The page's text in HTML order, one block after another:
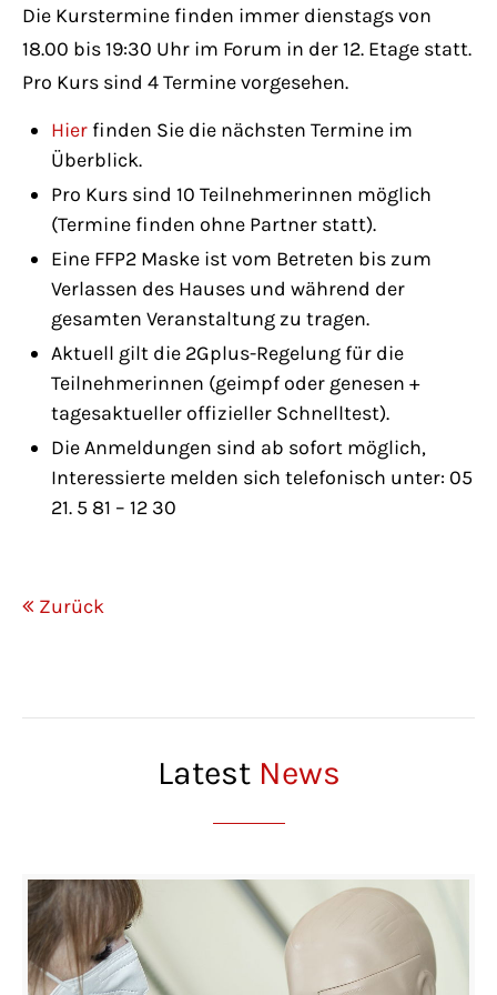
Have any questions?
+44 1234 567 890
info@yourdomain.com
About us
Lorem ipsum dolor sit amet, consectetuer
adipiscing elit.
Aenean commodo ligula eget dolor. Aenean
massa. Cum sociis natoque penatibus et
magnis dis parturient montes, nascetur
ridiculus mus. Donec quam felis, ultricies
nec.
Die Kurstermine finden immer dienstags von
18.00 bis 19:30 Uhr im Forum in der 12. Etage statt.
Pro Kurs sind 4 Termine vorgesehen.
Hier finden Sie die nächsten Termine im
Überblick.
Pro Kurs sind 10 Teilnehmerinnen möglich
(Termine finden ohne Partner statt).
Eine FFP2 Maske ist vom Betreten bis zum
Verlassen des Hauses und während der
gesamten Veranstaltung zu tragen.
Aktuell gilt die 2Gplus-Regelung für die
Teilnehmerinnen (geimpf oder genesen +
tagesaktueller offizieller Schnelltest).
Die Anmeldungen sind ab sofort möglich,
Interessierte melden sich telefonisch unter: 05
21. 5 81 – 12 30
Zurück
Latest News